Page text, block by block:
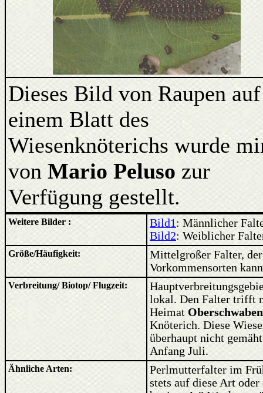
Dieses Bild von Raupen auf
einem Blatt des
Wiesenknöterichs wurde
von Mario Peluso zur
Verfügung gestellt.
Weitere Bilder : Bild1: Männlicher
Bild2: Weiblicher
Größe/Häufigkeit:
Mittelgroßer Falter,
Vorkommensorten
Verbreitung/ Biotop/ Flugzeit:
lokal. Den Falter trifft
Heimat Oberschwaben
Knöterich. Diese
überhaupt nicht
Anfang Juli.
Ähnliche Arten:
Perlmutterfalter im
stets auf diese Art